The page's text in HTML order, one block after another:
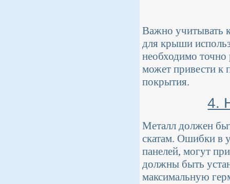
Важно учитывать
для крыши
необходимо точно
может привести к
покрытия.
4.
Металл должен
скатам. Ошибки в
панелей, могут
должны быть
максимальную